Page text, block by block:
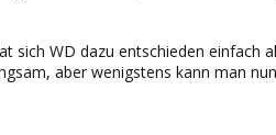
WD dazu entschieden einfach
aber wenigstens kann man